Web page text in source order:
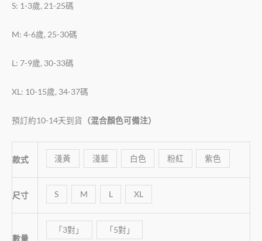
S: 1-3歲, 21-25碼
M: 4-6歲, 25-30碼
L: 7-9歲, 30-33碼
XL: 10-15歲, 34-37碼
預訂約10-14天到貨 （混合顏色可備注）
款式 淺黃 淺藍 白色 粉紅 紫色
尺寸 S M L XL
數量
「3對」 「5對」